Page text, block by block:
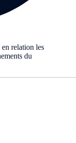
relation les
du